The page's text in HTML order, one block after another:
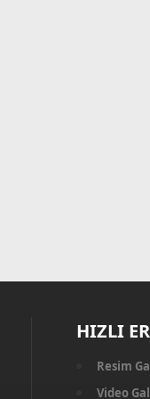
HIZLI
Resim
Video